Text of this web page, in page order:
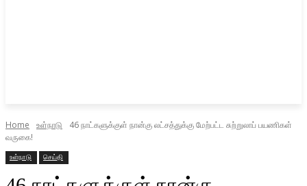
Home உள்நாடு
46 நாட்களுக்குள் நான்கு லட்சத்துக்கு மேற்பட்ட சுற்றுலாப் பயணிகள்
வருகை!
உள்நாடு செய்தி